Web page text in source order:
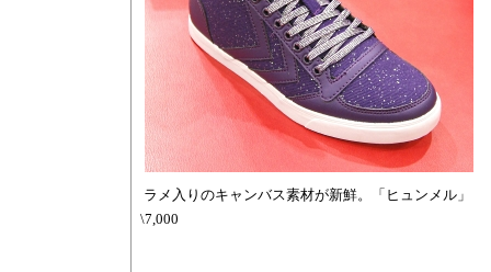
ラメ入りのキャンバス素材が新鮮。「ヒュンメル」
\7,000